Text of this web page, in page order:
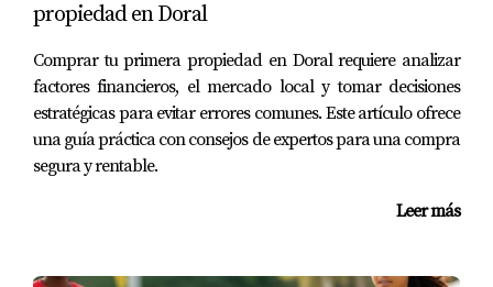
Demanda consistente
Crecimiento poblacional
Inversión en infraestructura
Dato importante:Las propiedades en Doral típicamente
mantienen su valor mejor que otras áreas durante
Desde townhouses hasta mansiones:
propiedad en Doral
Comprar tu primera propiedad en Doral requiere analizar
factores financieros, el mercado local y tomar decisiones
estratégicas para evitar errores comunes. Este artículo ofrece
una guía práctica con consejos de expertos para una compra
segura y rentable.
Leer más